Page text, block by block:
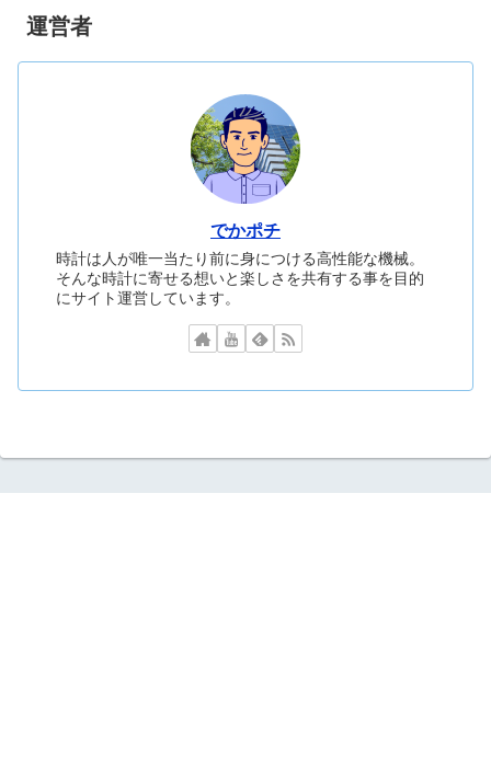
運営者
でかポチ
時計は人が唯一当たり前に身につける高性能な機械。
そんな時計に寄せる想いと楽しさを共有する事を目的
にサイト運営しています。